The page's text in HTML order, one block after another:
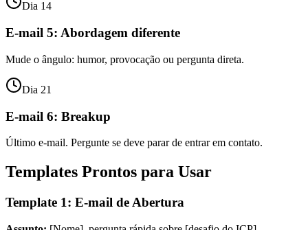
Dia 14
E-mail 5: Abordagem diferente
Mude o ângulo: humor, provocação ou pergunta direta.
Dia 21
E-mail 6: Breakup
Último e-mail. Pergunte se deve parar de entrar em contato.
Templates Prontos para Usar
Template 1: E-mail de Abertura